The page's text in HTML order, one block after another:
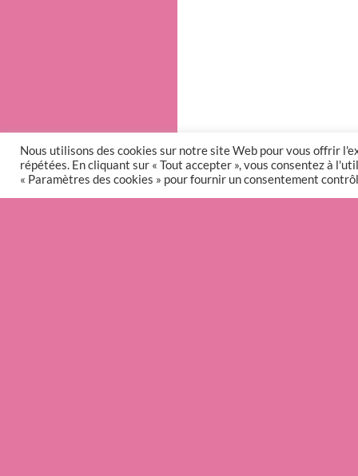
Nous utilisons des cookies sur notre site Web pour vous offrir
répétées. En cliquant sur « Tout accepter », vous consentez à
« Paramètres des cookies » pour fournir un consentement